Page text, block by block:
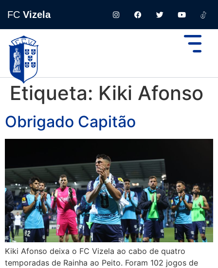
FC Vizela
Etiqueta: Kiki Afonso
Obrigado Capitão
Kiki Afonso deixa o FC Vizela ao cabo de quatro
temporadas de Rainha ao Peito. Foram 102 jogos de